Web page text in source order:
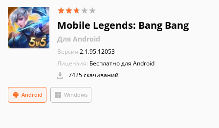
Mobile Legends: Bang Bang
Для Android
Версия:2.1.95.12053
Лицензия: Бесплатно для Android
7425 скачиваний
Windows
Android